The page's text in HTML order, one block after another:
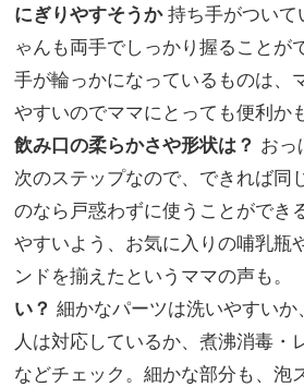
にぎりやすそうか持ち手がついて
ゃんも両手でしっかり握ることが
手が輪っかになっているものは、
やすいのでママにとっても便利か
飲み口の柔らかさや形状は？ おっ
次のステップなので、できれば同
のなら戸惑わずに使うことができ
やすいよう、お気に入りの哺乳瓶
ンドを揃えたというママの声も。
い？ 細かなパーツは洗いやすい
人は対応しているか、煮沸消毒・
などチェック。細かな部分も、泡